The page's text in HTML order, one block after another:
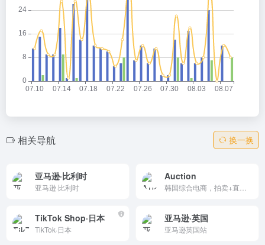
相关导航 换一换
亚马逊·比利时
亚马逊·比利时
Auction
TikTok Shop·日本
TikTok·日本
亚马逊·英国
亚马逊英国站